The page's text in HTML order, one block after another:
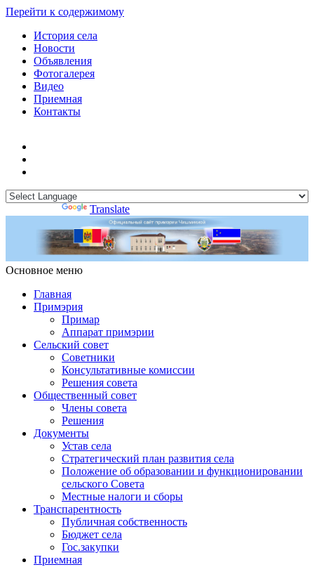
Перейти к содержимому
История села
Новости
Объявления
Фотогалерея
Видео
Приемная
Контакты
Translate
Основное меню
Примэрия Чишмикиой
Главная
Примэрия
Примар
Аппарат примэрии
Сельский совет
Советники
Консультативные комиссии
Решения совета
Общественный совет
Члены совета
Решения
Документы
Устав села
Стратегический план развития села
Положение об образовании и функционировании
сельского Совета
Местные налоги и сборы
Транспарентность
Публичная собственность
Бюджет села
Гос.закупки
Приемная